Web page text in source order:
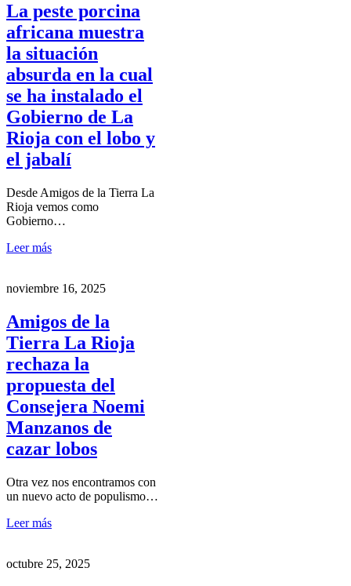
La peste porcina
africana muestra
la situación
absurda en la cual
se ha instalado el
Gobierno de La
Rioja con el lobo y
el jabalí
Desde Amigos de la Tierra La
Rioja vemos como
Gobierno…
Leer más
noviembre 16, 2025
Amigos de la
Tierra La Rioja
rechaza la
propuesta del
Consejera Noemi
Manzanos de
cazar lobos
Otra vez nos encontramos con
un nuevo acto de populismo…
Leer más
octubre 25, 2025